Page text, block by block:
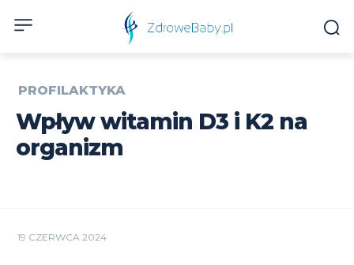
PROFILAKTYKA
Wpływ witamin D3 i K2 na
organizm
19 CZERWCA 2024